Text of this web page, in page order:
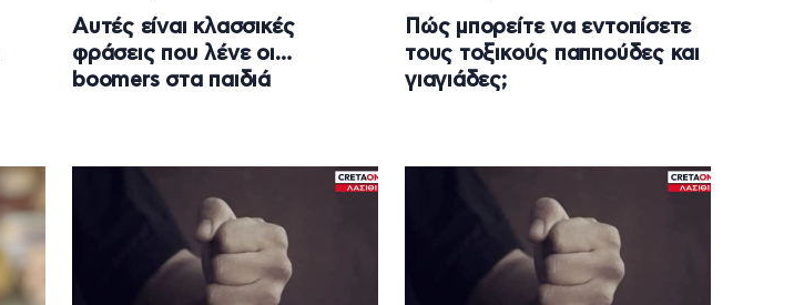
Αυτές είναι κλασσικές
φράσεις που λένε οι…
boomers στα παιδιά
Πώς μπορείτε να εντοπίσετε
τους τοξικούς παππούδες και
γιαγιάδες;